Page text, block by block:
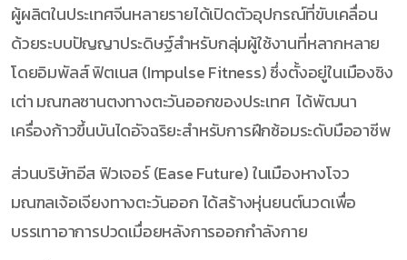
ผู้ผลิตในประเทศจีนหลายรายได้เปิดตัวอุปกรณ์ที่ขับเคลื่อน
ด้วยระบบปัญญาประดิษฐ์สำหรับกลุ่มผู้ใช้งานที่หลากหลาย
โดยอิมพัลส์ ฟิตเนส (Impulse Fitness) ซึ่งตั้งอยู่ในเมืองชิง
เต่า มณฑลซานตงทางตะวันออกของประเทศ ได้พัฒนา
เครื่องก้าวขึ้นบันไดอัจฉริยะสำหรับการฝึกซ้อมระดับมืออาชีพ
ส่วนบริษัทอีส ฟิวเจอร์ (Ease Future) ในเมืองหางโจว
มณฑลเจ้อเจียงทางตะวันออก ได้สร้างหุ่นยนต์นวดเพื่อ
บรรเทาอาการปวดเมื่อยหลังการออกกำลังกาย